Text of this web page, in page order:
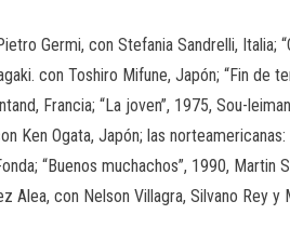
Germi, con Stefania Sandrelli,
con Toshiro Mifune, Japón; “Fin de
Francia; “La joven”, 1975, Sou-
Ken Ogata, Japón; las
“Buenos muchachos”, 1990,
Alea, con Nelson Villagra, Silvano Rey y